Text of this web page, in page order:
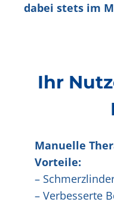
dabei stets im
Ihr
Manuelle
Vorteile:
–
– Verbesserte